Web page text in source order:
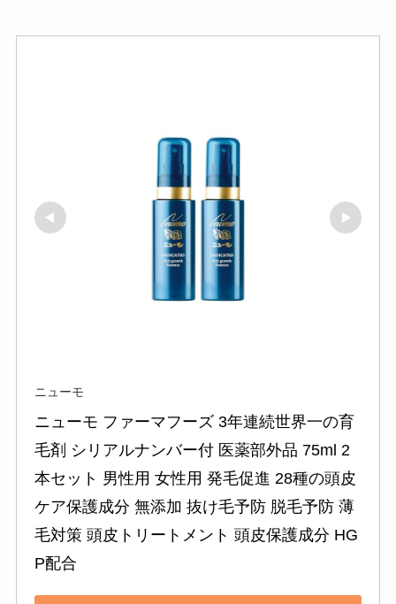
ニューモ
ニューモ ファーマフーズ 3年連続世界一の育
毛剤 シリアルナンバー付 医薬部外品 75ml 2
本セット 男性用 女性用 発毛促進 28種の頭皮
ケア保護成分 無添加 抜け毛予防 脱毛予防 薄
毛対策 頭皮トリートメント 頭皮保護成分 HG
P配合